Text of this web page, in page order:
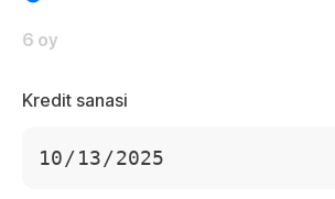
6 oy
Kredit sanasi